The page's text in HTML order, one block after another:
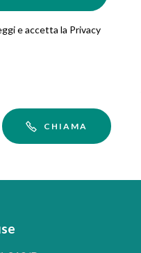
e accetta la Privacy
CHIAMA